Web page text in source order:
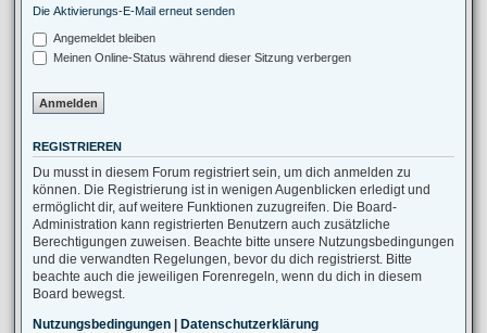
Die Aktivierungs-E-Mail erneut senden
Angemeldet bleiben
Meinen Online-Status während dieser Sitzung verbergen
REGISTRIEREN
Du musst in diesem Forum registriert sein, um dich anmelden zu
können. Die Registrierung ist in wenigen Augenblicken erledigt und
ermöglicht dir, auf weitere Funktionen zuzugreifen. Die Board-
Administration kann registrierten Benutzern auch zusätzliche
Berechtigungen zuweisen. Beachte bitte unsere Nutzungsbedingungen
und die verwandten Regelungen, bevor du dich registrierst. Bitte
beachte auch die jeweiligen Forenregeln, wenn du dich in diesem
Board bewegst.
Nutzungsbedingungen | Datenschutzerklärung